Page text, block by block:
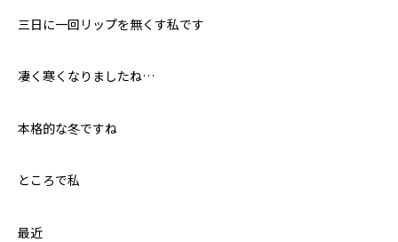
三日に一回リップを無くす私です
凄く寒くなりましたね…
本格的な冬ですね
ところで私
最近